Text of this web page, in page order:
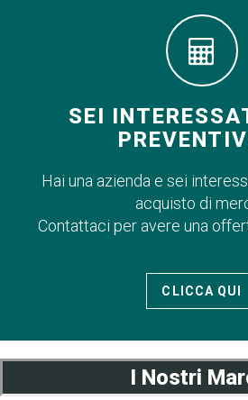
SEI
Hai una azienda e sei
acquisto di
Contattaci per avere una
CLICCA QUI
I Nostri